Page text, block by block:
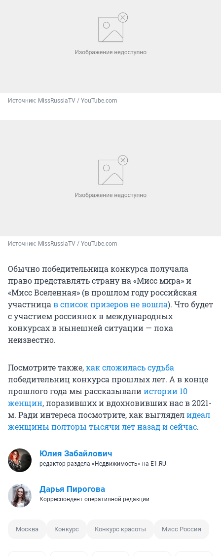
Источник: MissRussiaTV / YouTube.com
Источник: MissRussiaTV / YouTube.com
Обычно победительница конкурса получала
право представлять страну на «Мисс мира» и
«Мисс Вселенная» (в прошлом году российская
участница в список призеров не вошла). Что будет
с участием россиянок в международных
конкурсах в нынешней ситуации — пока
неизвестно.
Посмотрите также,как сложилась судьба
победительниц конкурса прошлых лет. А в конце
прошлого года мы рассказывалиистории 10
женщин, поразивших и вдохновивших нас в 2021-
м. Ради интереса посмотрите, как выгляделидеал
женщины полторы тысячи лет назад и сейчас.
Юлия Забайлович
редактор раздела «Недвижимость» на E1.RU
Дарья Пирогова
Корреспондент оперативной редакции
Москва Конкурс Конкурс красоты Мисс Россия